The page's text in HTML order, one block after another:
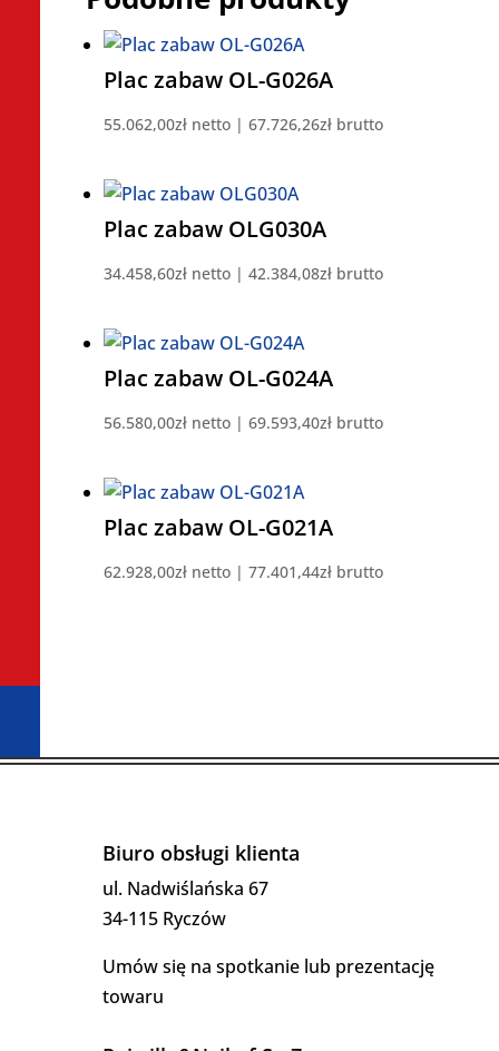
Plac zabaw OL-G026A
55.062,00zł netto |67.726,26zł brutto
Plac zabaw OLG030A
34.458,60zł netto |42.384,08zł brutto
Plac zabaw OL-G024A
56.580,00zł netto |69.593,40zł brutto
Plac zabaw OL-G021A
62.928,00zł netto |77.401,44zł brutto
Biuro obsługi klienta
ul. Nadwiślańska 67
34-115 Ryczów
Umów się na spotkanie lub prezentację
towaru